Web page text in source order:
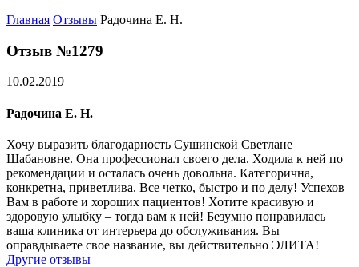
Главная Отзывы Радочина Е. Н.
Отзыв №1279
10.02.2019
Радочина Е. Н.
Хочу выразить благодарность Сушинской Светлане
Шабановне. Она профессионал своего дела. Ходила к ней по
рекомендации и осталась очень довольна. Категорична,
конкретна, приветлива. Все четко, быстро и по делу! Успехов
Вам в работе и хороших пациентов! Хотите красивую и
здоровую улыбку – тогда вам к ней! Безумно понравилась
ваша клиника от интерьера до обслуживания. Вы
оправдываете свое название, вы действительно ЭЛИТА!
Другие отзывы